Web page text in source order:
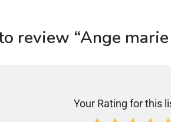
review “Ange
Your Rating for this